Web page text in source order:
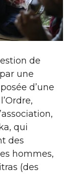
de
une
d’une
qui
des
hommes,
(des